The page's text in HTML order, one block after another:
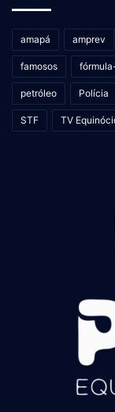
amapá amprev
famosos
petróleo Polícia
STF TV